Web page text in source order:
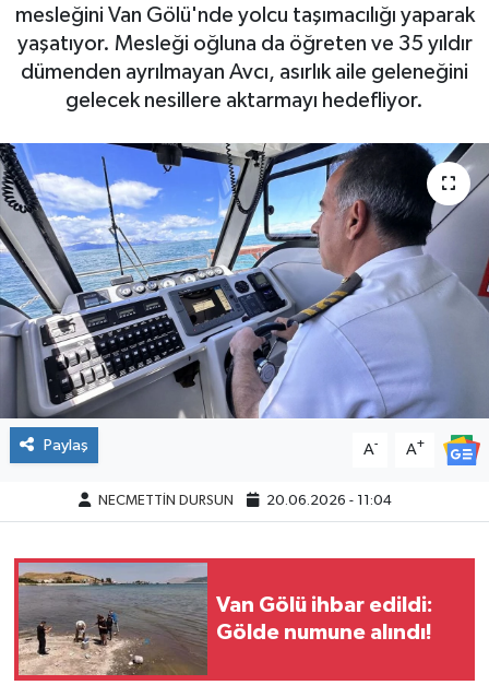
mesleğini Van Gölü'nde yolcu taşımacılığı yaparak
yaşatıyor. Mesleği oğluna da öğreten ve 35 yıldır
dümenden ayrılmayan Avcı, asırlık aile geleneğini
gelecek nesillere aktarmayı hedefliyor.
Paylaş A- A+
NECMETTİN DURSUN 20.06.2026 - 11:04
Van Gölü ihbar edildi:
Gölde numune alındı!